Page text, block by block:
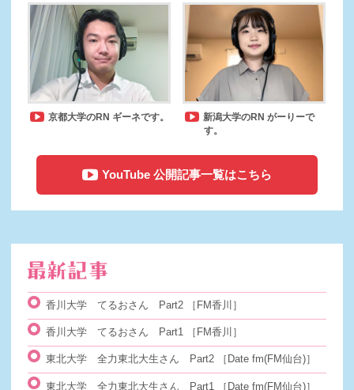
京都大学のRN ギーネです。
新潟大学のRN がーりーで
す。
YouTube 公開記事一覧はこちら
香川大学 てるおさん Part2 ［FM香川］
香川大学 てるおさん Part1 ［FM香川］
東北大学 全力東北大生さん Part2 ［Date fm(FM仙台)］
東北大学 全力東北大生さん Part1 ［Date fm(FM仙台)］